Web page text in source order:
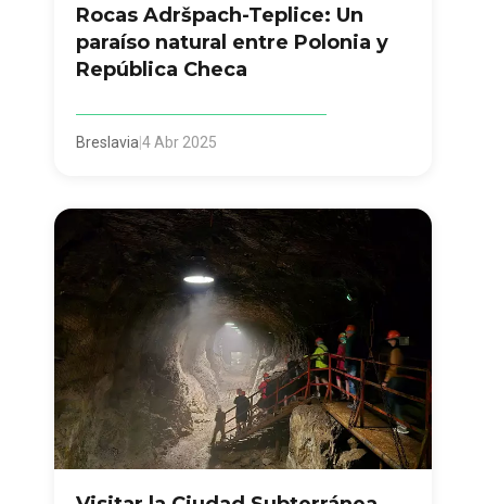
Rocas Adršpach-Teplice: Un
paraíso natural entre Polonia y
República Checa
Breslavia 4 Abr 2025